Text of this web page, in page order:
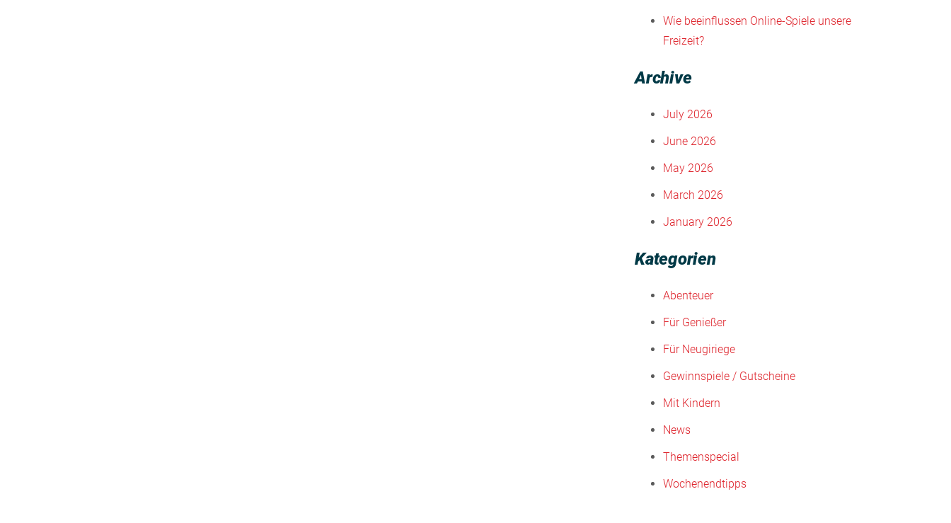
Wie beeinflussen Online-Spiele unsere
Freizeit?
Archive
July 2026
June 2026
May 2026
March 2026
January 2026
Kategorien
Abenteuer
Für Genießer
Für Neugiriege
Gewinnspiele / Gutscheine
Mit Kindern
News
Themenspecial
Wochenendtipps